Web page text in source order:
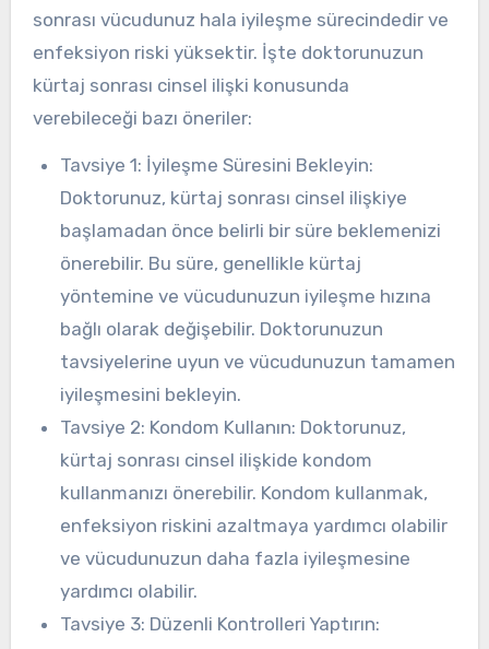
sonrası vücudunuz hala iyileşme sürecindedir ve
enfeksiyon riski yüksektir. İşte doktorunuzun
kürtaj sonrası cinsel ilişki konusunda
verebileceği bazı öneriler:
Tavsiye 1: İyileşme Süresini Bekleyin:
Doktorunuz, kürtaj sonrası cinsel ilişkiye
başlamadan önce belirli bir süre beklemenizi
önerebilir. Bu süre, genellikle kürtaj
yöntemine ve vücudunuzun iyileşme hızına
bağlı olarak değişebilir. Doktorunuzun
tavsiyelerine uyun ve vücudunuzun tamamen
iyileşmesini bekleyin.
Tavsiye 2: Kondom Kullanın: Doktorunuz,
kürtaj sonrası cinsel ilişkide kondom
kullanmanızı önerebilir. Kondom kullanmak,
enfeksiyon riskini azaltmaya yardımcı olabilir
ve vücudunuzun daha fazla iyileşmesine
yardımcı olabilir.
Tavsiye 3: Düzenli Kontrolleri Yaptırın: